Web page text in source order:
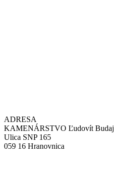
ADRESA
KAMENÁRSTVO Ľudovít Budaj
Ulica SNP 165
059 16 Hranovnica